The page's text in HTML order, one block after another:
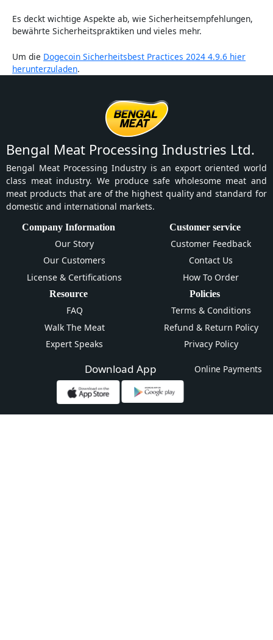
Es deckt wichtige Aspekte ab, wie Sicherheitsempfehlungen,
bewährte Sicherheitspraktiken und vieles mehr.
Um die Dogecoin Sicherheitsbest Practices 2024 4.9.6 hier
herunterzuladen.
Bengal Meat Processing Industries Ltd.
Bengal Meat Processing Industry is an export oriented world
class meat industry. We produce safe wholesome meat and
meat products that are of the highest quality and standard for
domestic and international markets.
Company Information
Our Story
Our Customers
License & Certifications
Customer service
Customer Feedback
Contact Us
How To Order
Resource
FAQ
Walk The Meat
Expert Speaks
Policies
Terms & Conditions
Refund & Return Policy
Privacy Policy
Download App Online Payments